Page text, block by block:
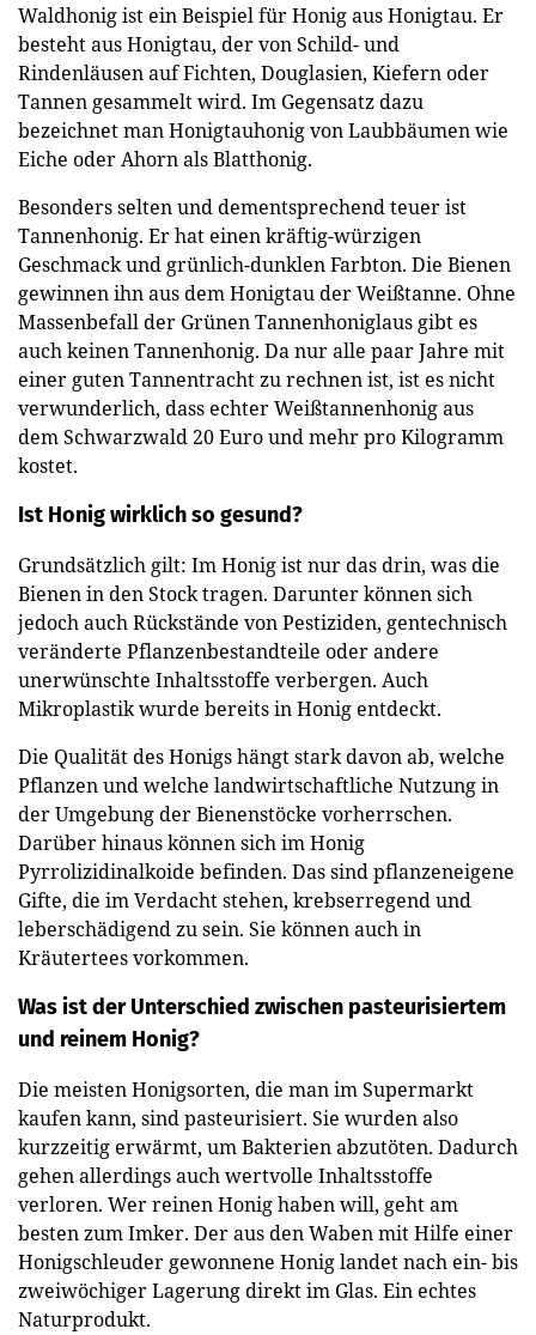
Waldhonig ist ein Beispiel für Honig aus Honigtau. Er
besteht aus Honigtau, der von Schild- und
Rindenläusen auf Fichten, Douglasien, Kiefern oder
Tannen gesammelt wird. Im Gegensatz dazu
bezeichnet man Honigtauhonig von Laubbäumen wie
Eiche oder Ahorn als Blatthonig.
Besonders selten und dementsprechend teuer ist
Tannenhonig. Er hat einen kräftig-würzigen
Geschmack und grünlich-dunklen Farbton. Die Bienen
gewinnen ihn aus dem Honigtau der Weißtanne. Ohne
Massenbefall der Grünen Tannenhoniglaus gibt es
auch keinen Tannenhonig. Da nur alle paar Jahre mit
einer guten Tannentracht zu rechnen ist, ist es nicht
verwunderlich, dass echter Weißtannenhonig aus
dem Schwarzwald 20 Euro und mehr pro Kilogramm
kostet.
Ist Honig wirklich so gesund?
Grundsätzlich gilt: Im Honig ist nur das drin, was die
Bienen in den Stock tragen. Darunter können sich
jedoch auch Rückstände von Pestiziden, gentechnisch
veränderte Pflanzenbestandteile oder andere
unerwünschte Inhaltsstoffe verbergen. Auch
Mikroplastik wurde bereits in Honig entdeckt.
Die Qualität des Honigs hängt stark davon ab, welche
Pflanzen und welche landwirtschaftliche Nutzung in
der Umgebung der Bienenstöcke vorherrschen.
Darüber hinaus können sich im Honig
Pyrrolizidinalkoide befinden. Das sind pflanzeneigene
Gifte, die im Verdacht stehen, krebserregend und
leberschädigend zu sein. Sie können auch in
Kräutertees vorkommen.
Was ist der Unterschied zwischen pasteurisiertem
und reinem Honig?
Die meisten Honigsorten, die man im Supermarkt
kaufen kann, sind pasteurisiert. Sie wurden also
kurzzeitig erwärmt, um Bakterien abzutöten. Dadurch
gehen allerdings auch wertvolle Inhaltsstoffe
verloren. Wer reinen Honig haben will, geht am
besten zum Imker. Der aus den Waben mit Hilfe einer
Honigschleuder gewonnene Honig landet nach ein- bis
zweiwöchiger Lagerung direkt im Glas. Ein echtes
Naturprodukt.